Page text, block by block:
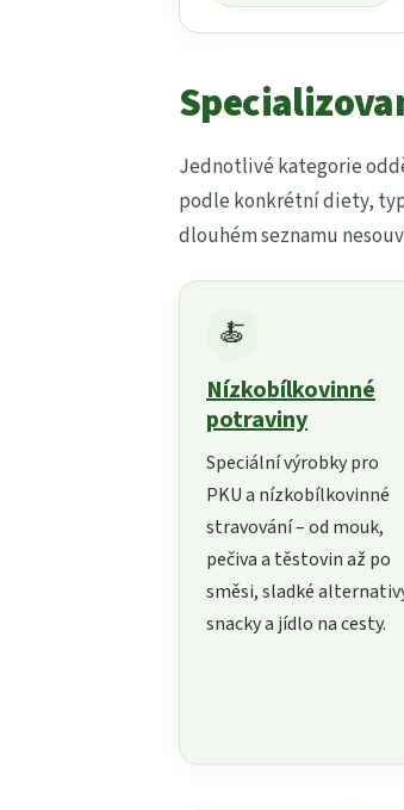
Jednotlivé kategorie
podle konkrétní diety,
dlouhém seznamu
🍝
Nízkobílkovinné
potraviny
Speciální výrobky pro
PKU a nízkobílkovinné
stravování – od mouk,
pečiva a těstovin až po
směsi, sladké
snacky a jídlo na cesty.